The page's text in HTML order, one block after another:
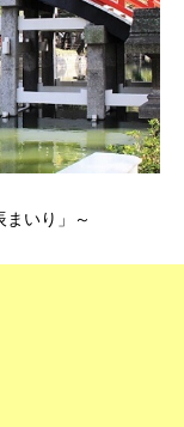
いり」～